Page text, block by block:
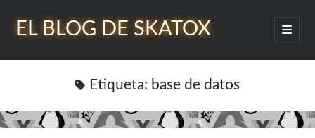
EL BLOG DE SKATOX
abrir
menú
Barra
lateral Etiqueta: base de datos